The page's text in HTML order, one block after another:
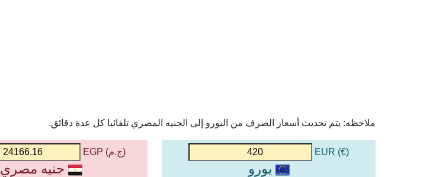
ملاحظه: يتم تحديث أسعار الصرف من اليورو إلى الجنيه المصري تلقائيا كل عدة دقائق.
(€) EUR
يورو
(ج.م) EGP
جنيه مصري